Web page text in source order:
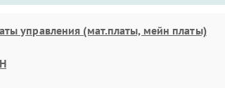
управления (мат.платы, мейн платы)